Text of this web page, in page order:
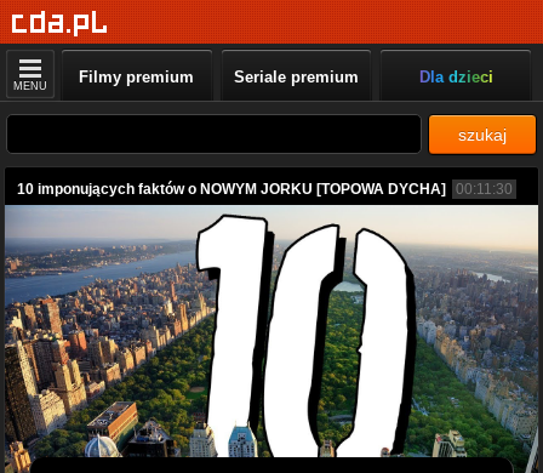
MENU Filmy premium Seriale premium Dla dzieci
szukaj
10 imponujących faktów o NOWYM JORKU [TOPOWA DYCHA] 00:11:30